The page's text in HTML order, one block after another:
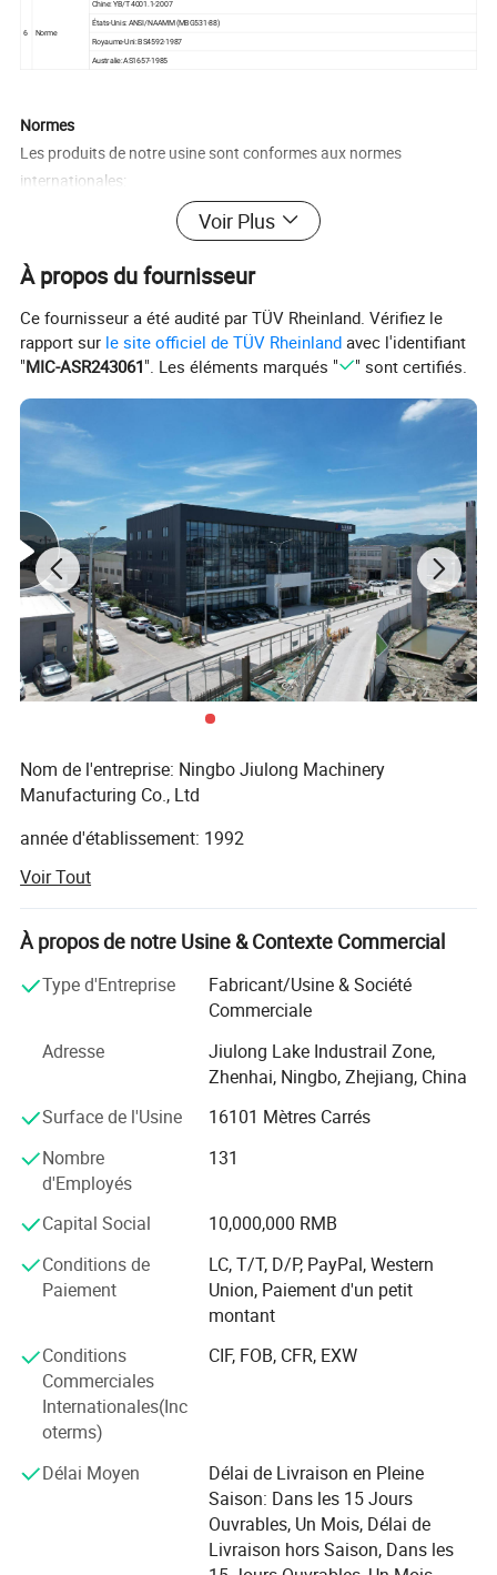
6 Norme
Chine: YB/T 4001.1-2007
États-Unis: ANSI/NAAMM (MBG531-88)
Royaume-Uni: BS4592-1987
Australie: AS1657-1985
Normes
Les produits de notre usine sont conformes aux normes
internationales:
Norme de grille de barre Acier
États-Unis ANSI NAAMM MBG 531-00
Royaume-Uni BS 4592-1987 BS4360(43A) BS729
Australie AS 1657-1985 AS3697 AS 1650
Europe EN 1090 EN 10025:1993 EN ISO 1461-1999
Voir Plus
À propos du fournisseur
Ce fournisseur a été audité par TÜV Rheinland. Vérifiez le
rapport sur le site officiel de TÜV Rheinland avec l'identifiant
"MIC-ASR243061". Les éléments marqués " " sont certifiés.
Nom de l'entreprise: Ningbo Jiulong Machinery
Manufacturing Co., Ltd
année d'établissement: 1992
Histoire dans ce domaine: 27 ans
dentelé, la taille et les spécifications peuvent être produits
selon les exigences du client.
B. Snearder Tread : il existe 8 types de bandes de
roulement qui se distinguent par différents nez et
méthodes d'installation.
C. couverture de la fosse de drainage/tranchée
D. main d'œuvre et panneau amovible
personnel total : environ 300 personnes, dont 50
responsables, 10 ingénieurs techniques.
Superficie totale: 25 000 mètres carrés et avec une
Équipement principal: 7 machines de soudage par
pression
système de gestion: ISO9001: 2008
avantage: Haute qualité, ingénieur professionnel, et
grande capacité de production
Voir Tout
À propos de notre Usine & Contexte Commercial
Type d'Entreprise
Fabricant/Usine & Société
Commerciale
Adresse
Jiulong Lake Industrail Zone,
Zhenhai, Ningbo, Zhejiang, China
Surface de l'Usine
16101 Mètres Carrés
Nombre
d'Employés
131
Capital Social
10,000,000 RMB
Conditions de
Paiement
LC, T/T, D/P, PayPal, Western
Union, Paiement d'un petit
montant
Conditions
Commerciales
Internationales(Inc
oterms)
CIF, FOB, CFR, EXW
Délai Moyen
Délai de Livraison en Pleine
Saison: Dans les 15 Jours
Ouvrables, Un Mois, Délai de
Livraison hors Saison, Dans les